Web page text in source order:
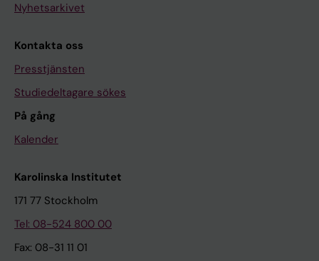
Nyhetsarkivet
Kontakta oss
Presstjänsten
Studiedeltagare sökes
På gång
Kalender
Karolinska Institutet
171 77 Stockholm
Tel: 08-524 800 00
Fax: 08-31 11 01